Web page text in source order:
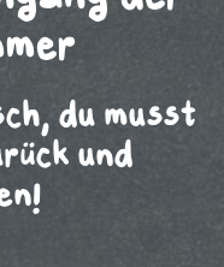
du musst
und